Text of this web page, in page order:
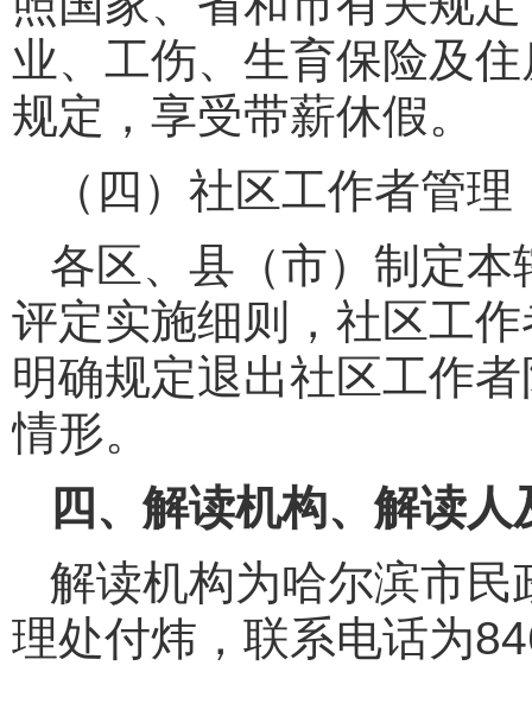
业、工伤、生育保险及
规定，享受带薪休假。
（四）社区工作者管理
各区、县（市）制定
评定实施细则，社区工
明确规定退出社区工作
情形。
四、解读机构、解读人
解读机构为哈尔滨市
理处付炜，联系电话为